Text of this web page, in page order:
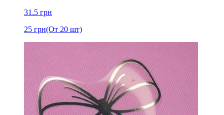
31.5 грн
25 грн(От 20 шт)